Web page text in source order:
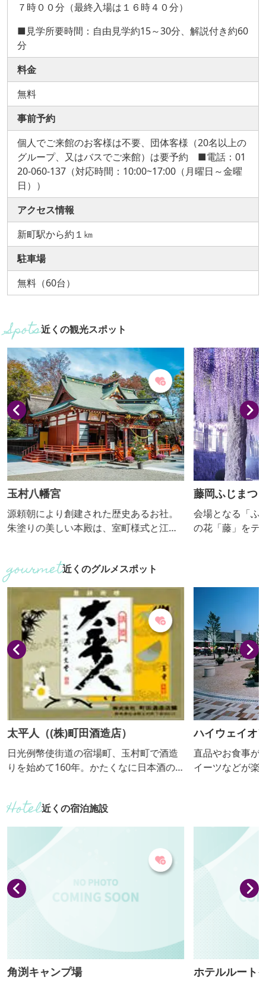
７時００分（最終入場は１６時４０分）
■見学所要時間：自由見学約15～30分、解説付き約60
分
料金
無料
事前予約
個人でご来館のお客様は不要、団体客様（20名以上の
グループ、又はバスでご来館）は要予約 ■電話：01
20-060-137（対応時間：10:00~17:00（月曜日～金曜
日））
アクセス情報
新町駅から約１㎞
駐車場
無料（60台）
近くの観光スポット
玉村八幡宮
源頼朝により創建された歴史あるお社。
朱塗りの美しい本殿は、室町様式と江戸
代、日光例幣使道の一番目の宿場町とし
て賑わった玉村宿の中心地にあり、地元
はもとより多くの方に親しまれていま
す。最近は、パワースポットとして人気
上昇中です。 敷地内には、Ｖ字型に育っ
た珍しい松である「昇龍・勝運の松」が
あります。必勝祈願の松として奉られ
藤岡ふじまつ
会場となる「ふ
の花「藤」をテ
必見です。まる
光景が浮かび
アップも必見で
近くのグルメスポット
太平人（(株)町田酒造店）
日光例幣使街道の宿場町、玉村町で酒造
りを始めて160年。かたくなに日本酒の
ハイウェイオ
の駅ららん藤
直品やお食事が
イーツなどが楽
も充実しています。 ■営業時間
～21：00 定休
より異なる）
近くの宿泊施設
角渕キャンプ場 ホテルルート